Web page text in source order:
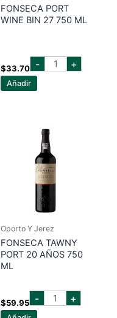
FONSECA PORT
WINE BIN 27 750 ML
$33.70 - fonseca
port +
Añadir
Oporto Y Jerez
FONSECA TAWNY
PORT 20 AÑOS 750
ML
$59.95 - fonseca
tawny+